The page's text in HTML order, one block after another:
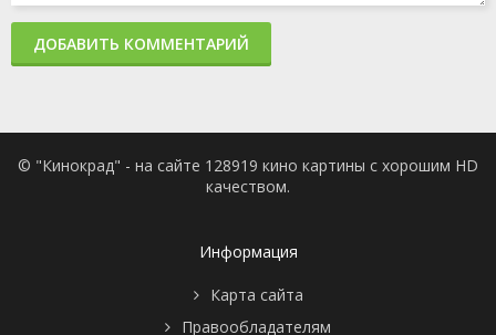
ДОБАВИТЬ КОММЕНТАРИЙ
© "Кинокрад" - на сайте 128919 кино картины с хорошим HD
качеством.
Информация
Карта сайта
Правообладателям